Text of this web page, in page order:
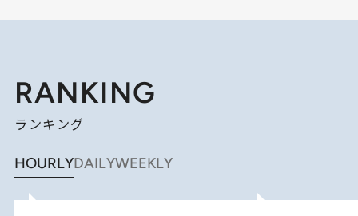
RANKING
ランキング
HOURLYDAILYWEEKLY